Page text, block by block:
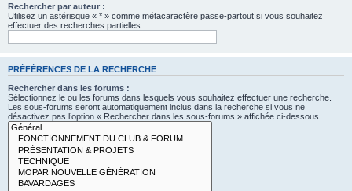
Rechercher par auteur :
Utilisez un astérisque « * » comme métacaractère passe-partout si vous souhaitez
effectuer des recherches partielles.
PRÉFÉRENCES DE LA RECHERCHE
Rechercher dans les forums :
Sélectionnez le ou les forums dans lesquels vous souhaitez effectuer une recherche.
Les sous-forums seront automatiquement inclus dans la recherche si vous ne
désactivez pas l’option « Rechercher dans les sous-forums » affichée ci-dessous.